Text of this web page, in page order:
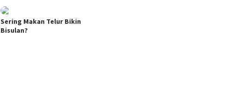
Sering Makan Telur Bikin
Bisulan?